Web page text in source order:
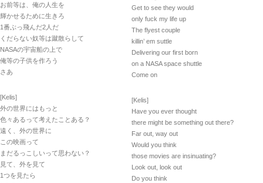
お前等は、俺の人生を
輝かせるために生きろ
1番ぶっ飛んだ2人だ
くだらない奴等は蹴散らして
NASAの宇宙船の上で
俺等の子供を作ろう
さあ
[Kelis]
外の世界にはもっと
色々あるって考えたことある？
遠く、外の世界に
この映画って
まだるっこしいって思わない？
見て、外を見て
1つを見たら
Get to see they would
only fuck my life up
The flyest couple
killin’ em suttle
Delivering our first born
on a NASA space shuttle
Come on
[Kelis]
Have you ever thought
there might be something out there?
Far out, way out
Would you think
those movies are insinuating?
Look out, look out
Do you think